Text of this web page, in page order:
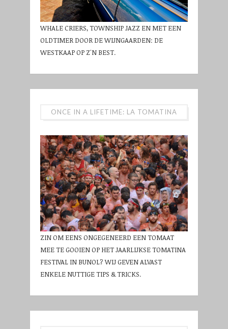
WHALE CRIERS, TOWNSHIP JAZZ EN MET EEN
OLDTIMER DOOR DE WIJNGAARDEN: DE
WESTKAAP OP Z'N BEST.
ONCE IN A LIFETIME: LA TOMATINA
ZIN OM EENS ONGEGENEERD EEN TOMAAT
MEE TE GOOIEN OP HET JAARLIJKSE TOMATINA
FESTIVAL IN BUNOL? WIJ GEVEN ALVAST
ENKELE NUTTIGE TIPS & TRICKS.